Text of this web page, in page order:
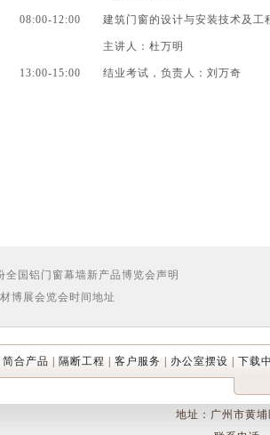
08:00-12:00 建筑门窗的设计与安装技术及工
主讲人：杜万明
13:00-15:00 结业考试，负责人：刘万奇
全国铝门窗幕墙新产品博览会声明
博展会览会时间地址
简合产品 隔断工程 客户服务 办公室摆设 下载
地址：广州市黄